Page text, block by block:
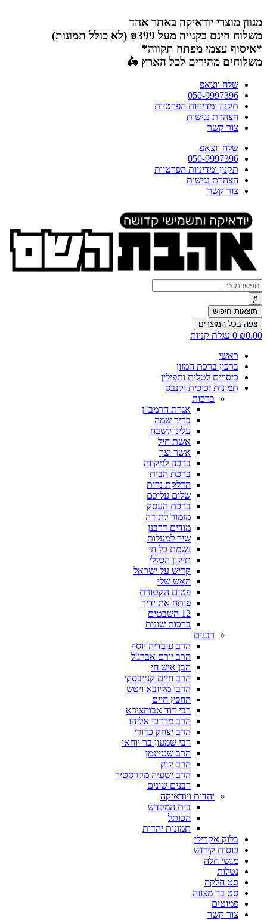
לתוכן
מגוון מוצרי יודאיקה באתר אחד
משלוח חינם בקנייה מעל ₪399 (לא כולל תמונות)
*איסוף עצמי מפתח תקווה*
משלוחים מהירים לכל הארץ 🛵
שלח ווצאפ
050-9997396
תקנון ומדיניות הפרטיות
הצהרת נגישות
צור קשר
שלח ווצאפ
050-9997396
תקנון ומדיניות הפרטיות
הצהרת נגישות
צור קשר
Search
...
תוצאות חיפוש
צפה בכל המוצרים
₪0.00
0 עגלת קניות
ראשי
ברכון ברכת המזון
כיסויים לטלית ותפילין
תמונות זכוכית וקנבס
ברכות
אגרת הרמב"ן
בריך שמה
עלינו לשבח
אשת חיל
אשר יצר
ברכה למקווה
ברכת הבית
הדלקת נרות
שלום עליכם
ברכת העסק
מזמור לתודה
מודים דרבנן
שיר למעלות
נשמת כל חי
תיקון הכללי
קדיש על ישראל
האש שלי
פטום הקטורת
פותח את ידיך
12 השבטים
ברכות שונות
רבנים
הרב עובדיה יוסף
הרב יורם אברג'ל
הבן איש חי
הרב חיים קנייבסקי
הרבי מליובאוויטש
החפץ חיים
רבי דוד אבוחצירא
הרב מרדכי אליהו
הרב יצחק כדורי
רבי שמעון בר יוחאי
הרב שטיינמן
הרב קוק
הרב ישעיה מקרסטיר
רבנים שונים
יהדות ויודאיקה
בית המקדש
הכותל
תמונות יהדות
בלוק אקרילי
כוסות קידוש
מגשי חלה
נטלות
סט חלקה
סט בר מצווה
פמוטים
צור קשר